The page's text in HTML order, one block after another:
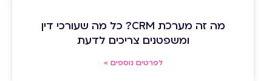
מה זה מערכת CRM? כל מה שעורכי דין
ומשפטנים צריכים לדעת
לפרטים נוספים »